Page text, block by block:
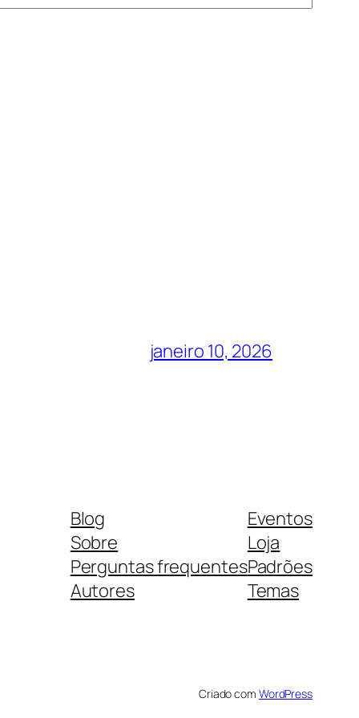
janeiro 10, 2026
Blog
Sobre
Perguntas frequentes
Autores
Eventos
Loja
Padrões
Temas
Criado com WordPress